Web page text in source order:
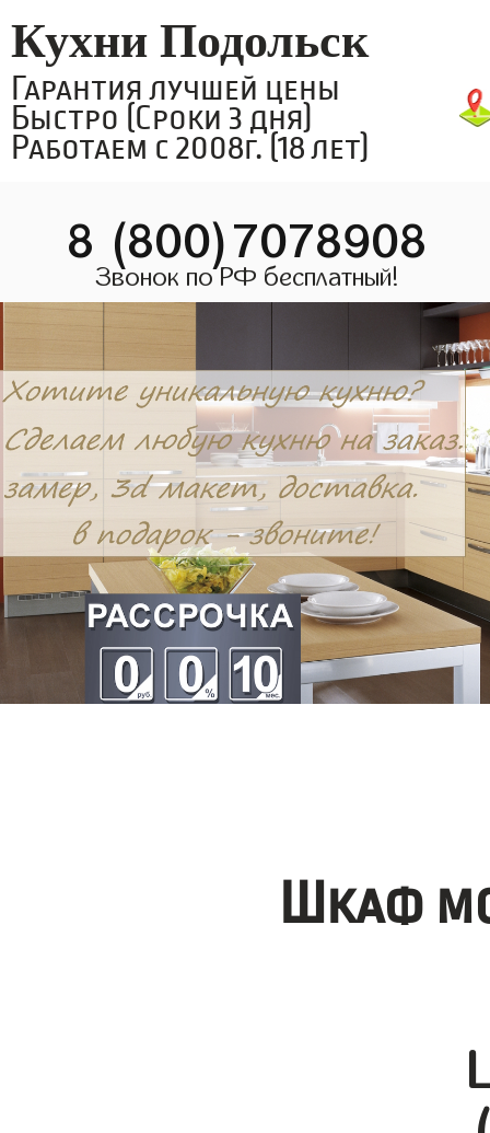
Кухни Подольск
Гарантия лучшей цены
Быстро (Сроки 3 дня)
Работаем с 2008г. (18 лет)
8 (800)7078908
Звонок по РФ бесплатный!
Шкаф